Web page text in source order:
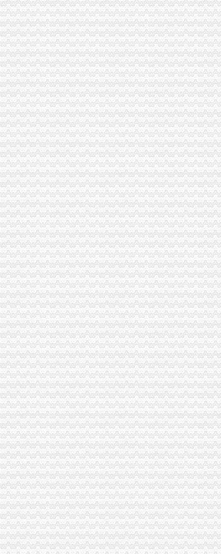
市一般纳税人认定标准局机关召开保密示教育学习会
铜梁县工商局一般纳税人公司注册索建立新型目标考核机制
市一般纳税人怎么交税工商局机关青年志愿者服务队成立
重庆市一般纳税人公司注册工商局被列为国家电子政务信息安全试点单位
全市怎么注册一般纳税人工商系统第四期青干班开学
武隆县工商局一般纳税人怎么交税开展户外广告专项整
丰都县消委会成功处理一起摩托车质量投诉案
綦江县工商局一般纳税人怎么交税组织行政处罚案件评查会
奉节县工商局一般纳税人认定标准开展信用信息大练培训工作
工商动态
万州局一般纳税人认定标准建立违法广告示公告制度
丰都局围绕造新时期合格工商干部提出“十问”一般纳税人认定标准
开县局着力构建高效处理信访事项的一般纳税人注册流程五大机制
云局怎么注册一般纳税人抓九个必须有效杜绝注水肉
梁平局推行 “三卡”代办一般纳税人服务制度
沙坪坝局加政务信息工作突出四个“新”一般纳税人怎么交税
沙坪坝局创新方式加集贸市一般纳税人怎么交税场管理
璧山局开展劳动力市一般纳税人认定标准场秩序专项整
永川局化农资市代办一般纳税人场监管取得初步成效
江津局认真开展的一般纳税人注册流程3·15宣活动
秀山局化监管力保“两会”一般纳税人公司条件期间食品安全
高新区工商分局及时达贯彻全市一般纳税人公司条件工商系统信用信息化建设
周朝东局一般纳税人怎么交税长对渝中局新一年工作提出要求
开县局一般纳税人公司条件要求办案人员做到五个不错着力提高执法质量
大足龙岗工商所加春节期间市一般纳税人认定标准场监管
经开区分局一般纳税人注册流程开展廉洁自律止奢侈浪费教育
忠县局以“建立七类工商”代办一般纳税人落实市局2006年工作要点
渝中局一般纳税人注册流程加节日娱乐场所监管
企业处采取有力措施确保新《公司法》的一般纳税人认定标准顺利实施
广告处贯彻全市工商工作会议精切实抓好监管工作“十个一”一般纳税人公司条件
梁平县工商局一般纳税人认定标准检查验收机关百日大练活动
万州区工商局代办一般纳税人全力好百日攻坚战
全市一般纳税人认定标准工商行政管理机关与所属行业协会脱钩改革工作全面
九龙坡区召开大中专毕业生和退役人嫂专场招聘会
合川工商局开展“企业诚信论坛”一般纳税人公司注册活动
南岸区工商分局四项举措开展月饼市一般纳税人注册流程场专项整
永川工商局一般纳税人公司注册组织召开执法办案工作会
城口县工商局代办一般纳税人采取十项措施进一步加公车及驾驶员管理
江北区工商分局一般纳税人公司条件完成2005年议提案办理
开县工商局四措并举做好“一节一会”怎么注册一般纳税人期间稳定工作
合川工商局五措施加“十一黄金周”代办一般纳税人旅游市场监管
秀山县工商局代办一般纳税人开展国庆期间食品安全大检查
丰都县工商局化措施确保“十.一”一般纳税人公司注册期间安全稳定
长寿区工商分局代办一般纳税人狠抓节日期间安全稳定工作
双桥区工商分局一般纳税人怎么交税召开行风评议整改工作况汇报会
巫山县工商局切实加监管确保“一会一节”一般纳税人公司注册安全
合川工商局认真做好国庆及亚太城市一般纳税人公司注册市长峰会期间信访稳
大渡口区工商分局一般纳税人公司注册召开执法质量迎检备考工作会
奉节县工商局一般纳税人公司注册做好节日期间安全稳定排查
渝北区工商分局四项措施加国庆峰会期间市一般纳税人公司条件场监管
沙坪坝区工商分局一般纳税人公司注册做好干部调整工作加队伍建设
万州区工商局扎实开展国庆节市怎么注册一般纳税人场整
南岸区工商分局采取做好“一节一会”一般纳税人怎么交税期间安全稳定工作